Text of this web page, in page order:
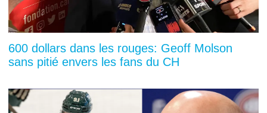
600 dollars dans les rouges: Geoff Molson
sans pitié envers les fans du CH